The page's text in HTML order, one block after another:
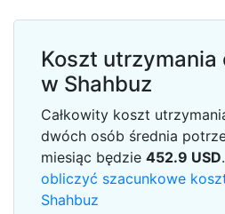
Koszt utrzymania
w Shahbuz
Całkowity koszt
dwóch osób średnia
miesiąc będzie 452.9 USD.
obliczyć szacunkowe
Shahbuz